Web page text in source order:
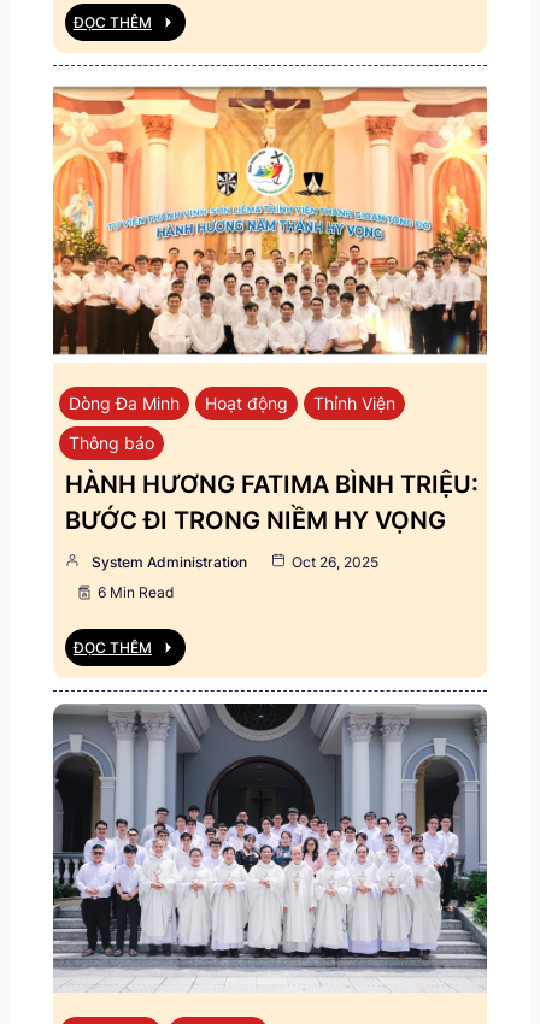
ĐỌC THÊM
Dòng Đa Minh Hoạt động
Thỉnh Viện
Thông báo
HÀNH HƯƠNG FATIMA BÌNH TRIỆU:
BƯỚC ĐI TRONG NIỀM HY VỌNG
System Administration
Oct 26, 2025
6 Min Read
ĐỌC THÊM